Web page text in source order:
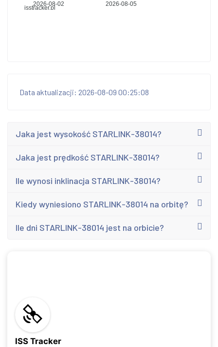
isstracker.pl
2026-08-02 2026-08-05
Data aktualizacji: 2026-08-09 00:25:08
Jaka jest wysokość STARLINK-38014?
Jaka jest prędkość STARLINK-38014?
Ile wynosi inklinacja STARLINK-38014?
Kiedy wyniesiono STARLINK-38014 na orbitę?
Ile dni STARLINK-38014 jest na orbicie?
ISS Tracker